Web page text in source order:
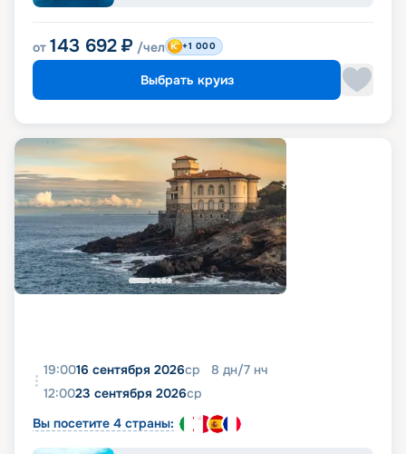
от 143 692 ₽ /чел +1 000
Выбрать круиз
19:0016 сентября 2026ср 8 дн/7 нч
12:0023 сентября 2026ср
Вы посетите 4 страны: